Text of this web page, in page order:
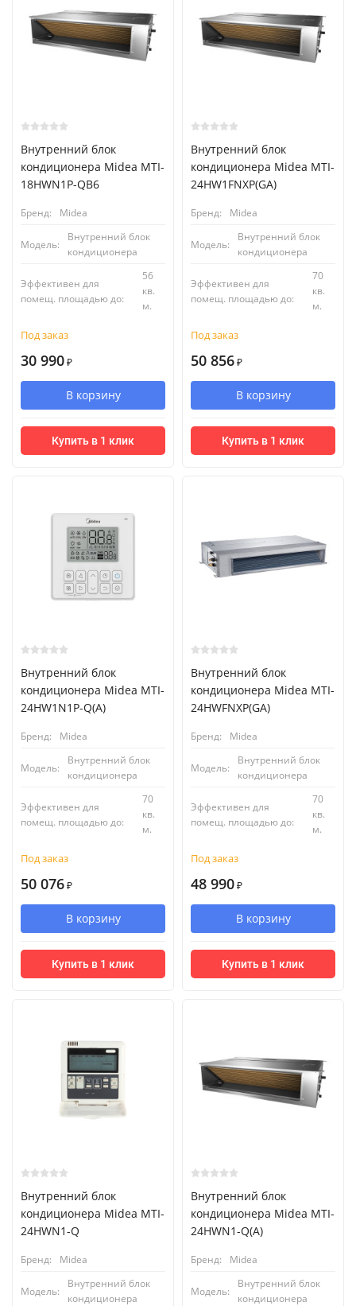
Внутренний блок
кондиционера Midea MTI-
18HWN1P-QB6
Бренд: Midea
Модель:
Внутренний блок
кондиционера
Эффективен для
помещ. площадью до:
56
кв.
м.
Под заказ
30 990 ₽
В корзину
Купить в 1 клик
Внутренний блок
кондиционера Midea MTI-
24HW1FNXP(GA)
Бренд: Midea
Модель:
Внутренний блок
кондиционера
Эффективен для
помещ. площадью до:
70
кв.
м.
Под заказ
50 856 ₽
В корзину
Купить в 1 клик
Внутренний блок
кондиционера Midea MTI-
24HW1N1P-Q(A)
Бренд: Midea
Модель:
Внутренний блок
кондиционера
Эффективен для
помещ. площадью до:
70
кв.
м.
Под заказ
50 076 ₽
В корзину
Купить в 1 клик
Внутренний блок
кондиционера Midea MTI-
24HWFNXP(GA)
Бренд: Midea
Модель:
Внутренний блок
кондиционера
Эффективен для
помещ. площадью до:
70
кв.
м.
Под заказ
48 990 ₽
В корзину
Купить в 1 клик
Внутренний блок
кондиционера Midea MTI-
24HWN1-Q
Бренд: Midea
Модель:
Внутренний блок
кондиционера
Внутренний блок
кондиционера Midea MTI-
24HWN1-Q(A)
Бренд: Midea
Модель:
Внутренний блок
кондиционера